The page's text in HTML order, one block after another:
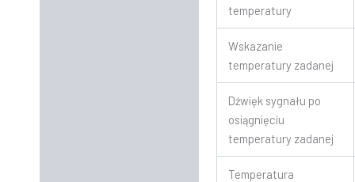
temperatury
Wskazanie
temperatury zadanej
Dźwięk sygnału po
osiągnięciu
temperatury zadanej
Temperatura